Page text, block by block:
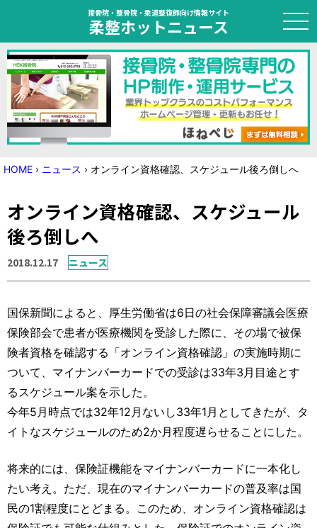
接骨院・整骨院・柔道整復師向け情報サイト
柔整ホットニュース
HOME
トピック
ニュース
国家試験対策
学会・セミナー情報
運営元 お問い合わせ
HOME › ニュース › オンライン資格確認、スケジュール後ろ倒しへ
オンライン資格確認、スケジュール
後ろ倒しへ
2018.12.17 ニュース
国保新聞によると、厚生労働省は6日の社会保障審議会医療
保険部会で患者が医療機関を受診した際に、その場で被保
険者資格を確認する「オンライン資格確認」の実施時期に
ついて、マイナンバーカードでの受診は33年3月目途とす
るスケジュール案を示した。
今年5月時点では32年12月ないし33年1月としてきたが、タ
イトなスケジュールのため2か月程度遅らせることにした。
将来的には、保険証機能をマイナンバーカードに一本化し
たい考え。ただ、現在のマイナンバーカードの普及率は国
民の1割程度にとどまる。このため、オンライン資格確認は